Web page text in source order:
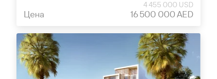
Цена
4 455 000 USD
16 500 000 AED